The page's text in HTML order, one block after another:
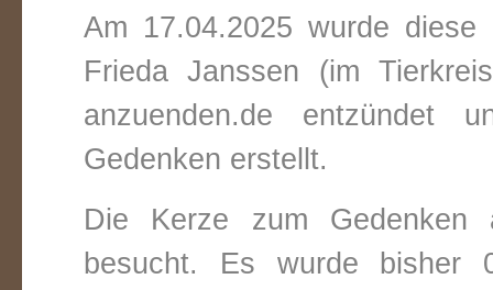
Am 17.04.2025 wurde
Frieda Janssen (im
anzuenden.de entzündet
Gedenken erstellt.
Die Kerze zum
besucht. Es wurde bisher